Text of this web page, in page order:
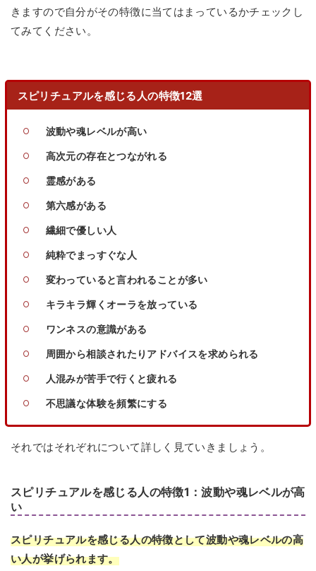
きますので自分がその特徴に当てはまっているかチェックし
てみてください。
スピリチュアルを感じる人の特徴12選
波動や魂レベルが高い
高次元の存在とつながれる
霊感がある
第六感がある
繊細で優しい人
純粋でまっすぐな人
変わっていると言われることが多い
キラキラ輝くオーラを放っている
ワンネスの意識がある
周囲から相談されたりアドバイスを求められる
人混みが苦手で行くと疲れる
不思議な体験を頻繁にする
それではそれぞれについて詳しく見ていきましょう。
スピリチュアルを感じる人の特徴1：波動や魂レベルが高
い
スピリチュアルを感じる人の特徴として波動や魂レベルの高
い人が挙げられます。